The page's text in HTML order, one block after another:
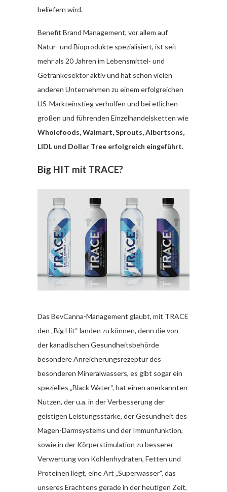
beliefern wird.
Benefit Brand Management, vor allem auf
Natur- und Bioprodukte spezialisiert, ist seit
mehr als 20 Jahren im Lebensmittel- und
Getränkesektor aktiv und hat schon vielen
anderen Unternehmen zu einem erfolgreichen
US-Markteinstieg verholfen und bei etlichen
großen und führenden Einzelhandelsketten wie
Wholefoods, Walmart, Sprouts, Albertsons,
LIDL und Dollar Tree erfolgreich eingeführt.
Big HIT mit TRACE?
Das BevCanna-Management glaubt, mit TRACE
den „Big Hit“ landen zu können, denn die von
der kanadischen Gesundheitsbehörde
besondere Anreicherungsrezeptur des
besonderen Mineralwassers, es gibt sogar ein
spezielles „Black Water“, hat einen anerkannten
Nutzen, der u.a. in der Verbesserung der
geistigen Leistungsstärke, der Gesundheit des
Magen-Darmsystems und der Immunfunktion,
sowie in der Körperstimulation zu besserer
Verwertung von Kohlenhydraten, Fetten und
Proteinen liegt, eine Art „Superwasser“, das
unseres Erachtens gerade in der heutigen Zeit,